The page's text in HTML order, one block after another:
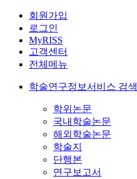
회원가입
로그인
MyRISS
고객센터
전체메뉴
학술연구정보서비스 검색
학위논문
국내학술논문
해외학술논문
학술지
단행본
연구보고서